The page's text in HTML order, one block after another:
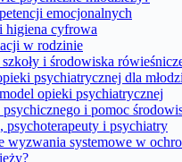
emocjonalnych
higiena cyfrowa
w rodzinie
i środowiska
psychiatrycznej dla
opieki psychiatrycznej
i pomoc
psychoterapeuty i psychiatry
wyzwania systemowe w